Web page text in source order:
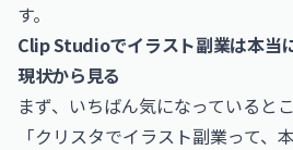
す。
Clip Studioでイラスト副業は本当
現状から見る
まず、いちばん気になっていると
「クリスタでイラスト副業って、